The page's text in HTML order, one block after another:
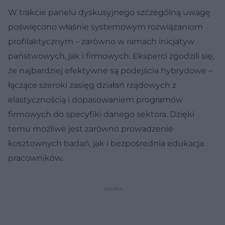
W trakcie panelu dyskusyjnego szczególną uwagę
poświęcono właśnie systemowym rozwiązaniom
profilaktycznym – zarówno w ramach inicjatyw
państwowych, jak i firmowych. Eksperci zgodzili się,
że najbardziej efektywne są podejścia hybrydowe –
łączące szeroki zasięg działań rządowych z
elastycznością i dopasowaniem programów
firmowych do specyfiki danego sektora. Dzięki
temu możliwe jest zarówno prowadzenie
kosztownych badań, jak i bezpośrednia edukacja
pracowników.